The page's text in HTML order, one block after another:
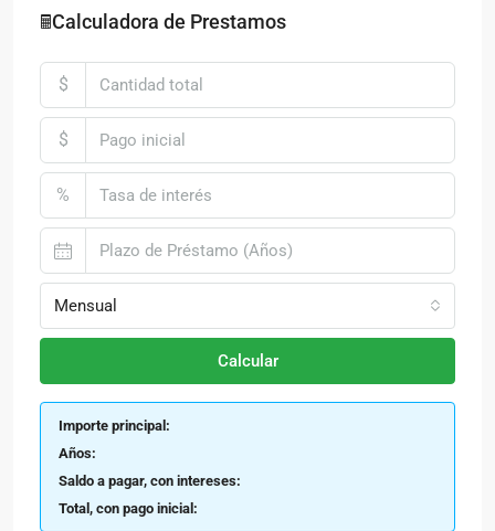
🖩Calculadora de Prestamos
$
$
%
Mensual
Calcular
Importe principal:
Años:
Saldo a pagar, con intereses:
Total, con pago inicial: